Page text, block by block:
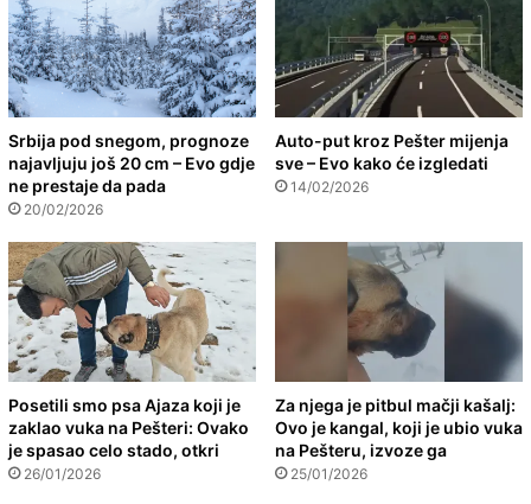
Srbija pod snegom, prognoze
najavljuju još 20 cm – Evo gdje
ne prestaje da pada
20/02/2026
Auto-put kroz Pešter mijenja
sve – Evo kako će izgledati
14/02/2026
Posetili smo psa Ajaza koji je
zaklao vuka na Pešteri: Ovako
je spasao celo stado, otkri
26/01/2026
Za njega je pitbul mačji kašalj:
Ovo je kangal, koji je ubio vuka
na Pešteru, izvoze ga
25/01/2026